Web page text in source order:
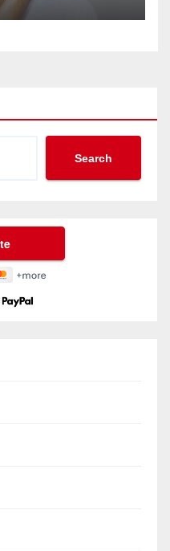
Search